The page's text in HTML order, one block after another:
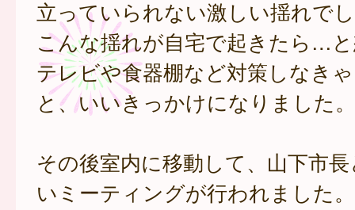
立っていられない激しい揺れで
こんな揺れが自宅で起きたら…
テレビや食器棚など対策しなき
と、いいきっかけになりました。
その後室内に移動して、山下市
いミーティングが行われました。